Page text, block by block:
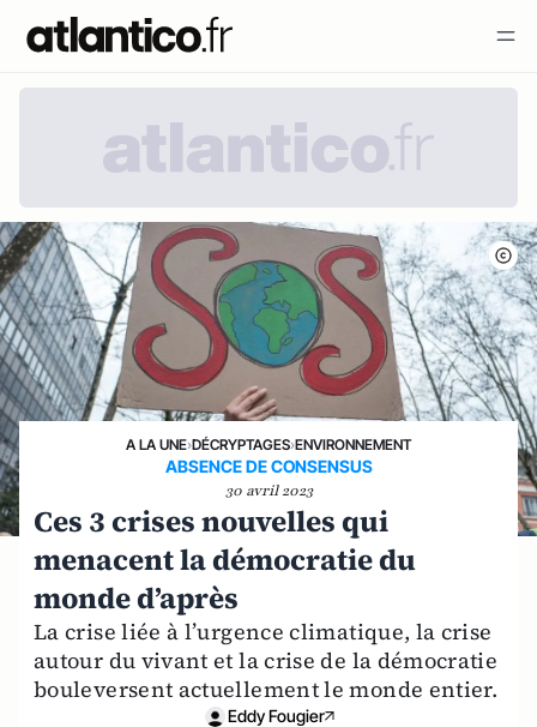
A LA UNE›DÉCRYPTAGES›ENVIRONNEMENT
ABSENCE DE CONSENSUS
30 avril 2023
Ces 3 crises nouvelles qui
menacent la démocratie du
monde d’après
La crise liée à l’urgence climatique, la crise
autour du vivant et la crise de la démocratie
bouleversent actuellement le monde entier.
Eddy Fougier